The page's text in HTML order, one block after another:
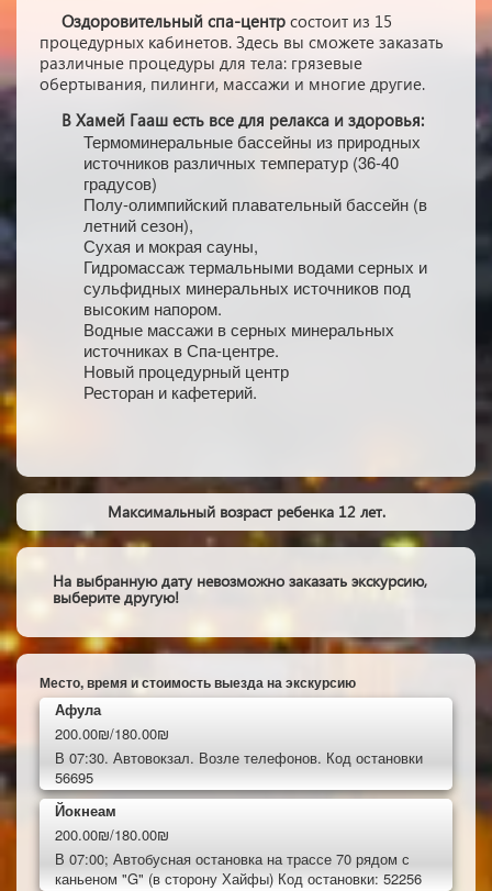
Оздоровительный спа-центр состоит из 15
процедурных кабинетов. Здесь вы сможете заказать
различные процедуры для тела: грязевые
обертывания, пилинги, массажи и многие другие.
В Хамей Гааш есть все для релакса и здоровья:
Термоминеральные бассейны из природных
источников различных температур (36-40
градусов)
Полу-олимпийский плавательный бассейн (в
летний сезон),
Сухая и мокрая сауны,
Гидромассаж термальными водами серных и
сульфидных минеральных источников под
высоким напором.
Водные массажи в серных минеральных
источниках в Спа-центре.
Новый процедурный центр
Ресторан и кафетерий.
Максимальный возраст ребенка 12 лет.
На выбранную дату невозможно заказать экскурсию,
выберите другую!
Место, время и стоимость выезда на экскурсию
Афула
200.00₪/180.00₪
В 07:30. Автовокзал. Возле телефонов. Код остановки
56695
Йокнеам
200.00₪/180.00₪
В 07:00; Автобусная остановка на трассе 70 рядом с
каньеном "G" (в сторону Хайфы) Код остановки: 52256